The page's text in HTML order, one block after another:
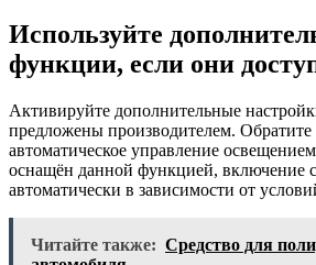
Используйте
функции, если они
Активируйте дополнительные
предложены производителем.
автоматическое управление
оснащён данной функцией, включение
автоматически в зависимости от
Читайте также: Средство для